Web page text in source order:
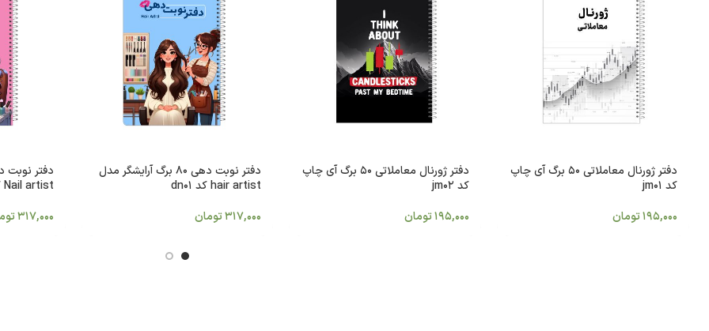
دفتر ژورنال معاملاتی 50 برگ آی چاپ
کد jm01
195,000تومان
دفتر ژورنال معاملاتی 50 برگ آی چاپ
کد jm02
195,000تومان
دفتر نوبت دهی 80 برگ آرایشگر مدل
hair artist کد dn01
317,000تومان
Nail artist کد dn02
317,000